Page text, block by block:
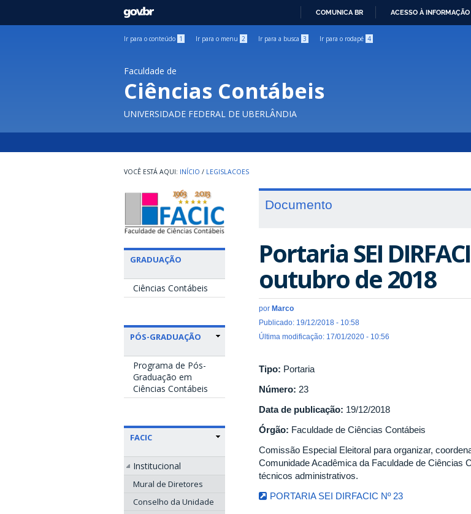
GOVBR
COMUNICA BR ACESSO À INFORMAÇÃO
Ir para o conteúdo 1 Ir para o menu 2 Ir para a busca 3 Ir para o rodapé 4
Faculdade de
Ciências Contábeis
UNIVERSIDADE FEDERAL DE UBERLÂNDIA
INÍCIO / LEGISLACOES
GRADUAÇÃO
Ciências Contábeis
PÓS-GRADUAÇÃO
Programa de Pós-
Graduação em
Ciências Contábeis
FACIC
Institucional
Mural de Diretores
Conselho da Unidade
Documento
Portaria SEI
outubro de 2018
por Marco
Publicado: 19/12/2018 - 10:58
Última modificação: 17/01/2020 - 10:56
Tipo: Portaria
Número: 23
Data de publicação: 19/12/2018
Órgão: Faculdade de Ciências Contábeis
Comissão Especial Eleitoral para organizar,
Comunidade Acadêmica da Faculdade de Ciências
técnicos administrativos.
PORTARIA SEI DIRFACIC Nº 23